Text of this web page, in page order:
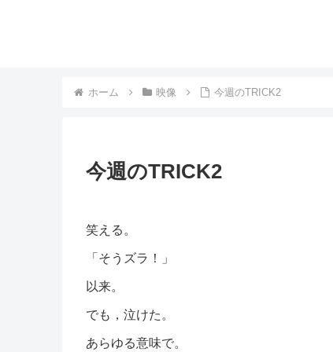
ホーム 映像 今週のTRICK2
今週のTRICK2
笑える。
「そうズラ！」
以来。
でも，泣けた。
あらゆる意味で。